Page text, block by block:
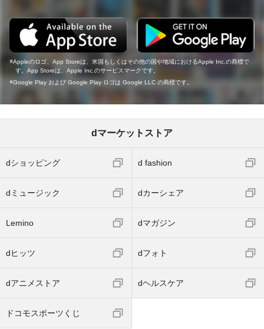
Appleのロゴ、App Storeは、米国もしくはその他の国や地域におけるApple Inc.の商標で
す。App Storeは、Apple Inc.のサービスマークです。
Google Play および Google Play ロゴは Google LLC の商標です。
dマーケットストア
dショッピング d fashion
dミュージック dカーシェア
Lemino dマガジン
dヒッツ dフォト
dアニメストア dヘルスケア
ドコモスポーツくじ